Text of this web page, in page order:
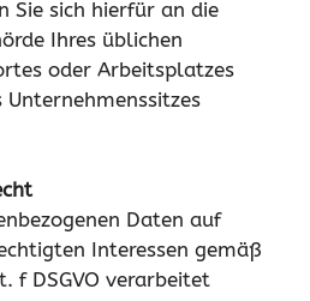
Sie sich hierfür an die
Ihres üblichen
oder Arbeitsplatzes
Unternehmenssitzes
Daten auf
Interessen gemäß
f DSGVO verarbeitet